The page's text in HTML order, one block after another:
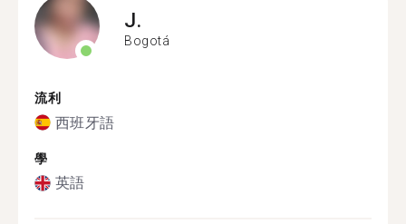
J.
Bogotá
流利
西班牙語
學
英語